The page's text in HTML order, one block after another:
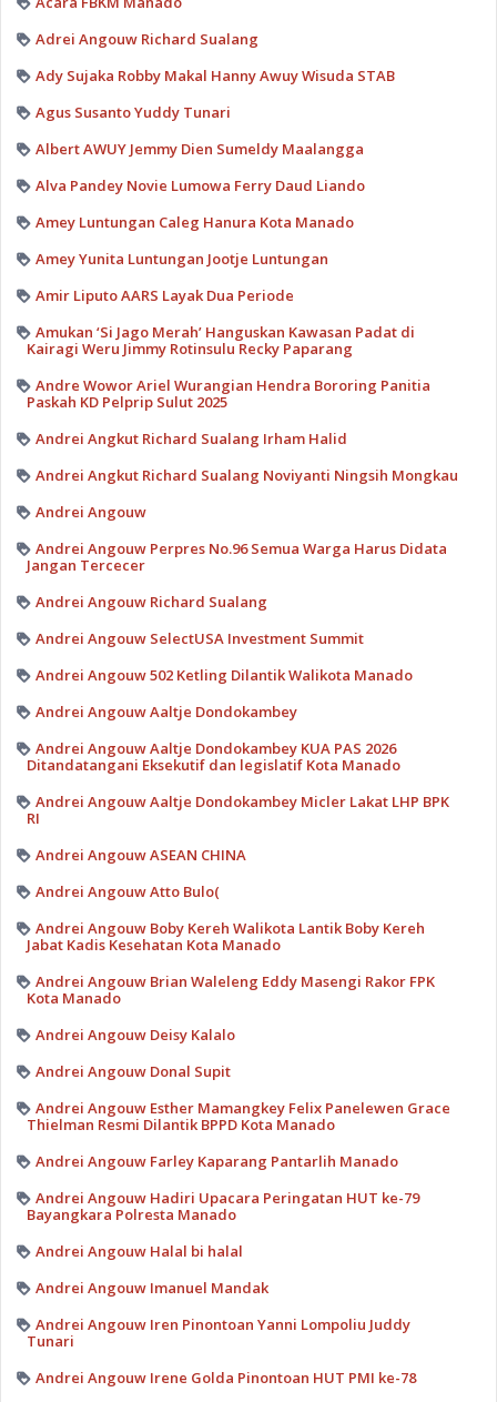
Adrei Angouw Richard Sualang
Ady Sujaka Robby Makal Hanny Awuy Wisuda STAB
Agus Susanto Yuddy Tunari
Albert AWUY Jemmy Dien Sumeldy Maalangga
Alva Pandey Novie Lumowa Ferry Daud Liando
Amey Luntungan Caleg Hanura Kota Manado
Amey Yunita Luntungan Jootje Luntungan
Amir Liputo AARS Layak Dua Periode
Amukan ‘Si Jago Merah’ Hanguskan Kawasan Padat di
Kairagi Weru Jimmy Rotinsulu Recky Paparang
Andre Wowor Ariel Wurangian Hendra Bororing Panitia
Paskah KD Pelprip Sulut 2025
Andrei Angkut Richard Sualang Irham Halid
Andrei Angkut Richard Sualang Noviyanti Ningsih Mongkau
Andrei Angouw
Andrei Angouw Perpres No.96 Semua Warga Harus Didata
Jangan Tercecer
Andrei Angouw Richard Sualang
Andrei Angouw SelectUSA Investment Summit
Andrei Angouw 502 Ketling Dilantik Walikota Manado
Andrei Angouw Aaltje Dondokambey
Andrei Angouw Aaltje Dondokambey KUA PAS 2026
Ditandatangani Eksekutif dan legislatif Kota Manado
Andrei Angouw Aaltje Dondokambey Micler Lakat LHP BPK
RI
Andrei Angouw ASEAN CHINA
Andrei Angouw Atto Bulo(
Andrei Angouw Boby Kereh Walikota Lantik Boby Kereh
Jabat Kadis Kesehatan Kota Manado
Andrei Angouw Brian Waleleng Eddy Masengi Rakor FPK
Kota Manado
Andrei Angouw Deisy Kalalo
Andrei Angouw Donal Supit
Andrei Angouw Esther Mamangkey Felix Panelewen Grace
Thielman Resmi Dilantik BPPD Kota Manado
Andrei Angouw Farley Kaparang Pantarlih Manado
Andrei Angouw Hadiri Upacara Peringatan HUT ke-79
Bayangkara Polresta Manado
Andrei Angouw Halal bi halal
Andrei Angouw Imanuel Mandak
Andrei Angouw Iren Pinontoan Yanni Lompoliu Juddy
Tunari
Andrei Angouw Irene Golda Pinontoan HUT PMI ke-78